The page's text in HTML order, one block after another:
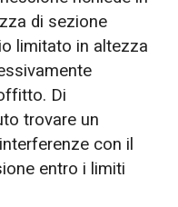
di sezione
limitato in altezza
Di
trovare un
con il
entro i limiti